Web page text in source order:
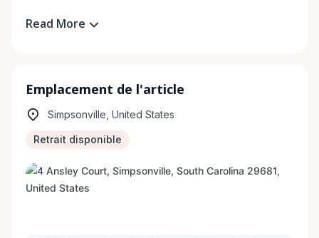
Read More
Emplacement de l'article
Simpsonville, United States
Retrait disponible